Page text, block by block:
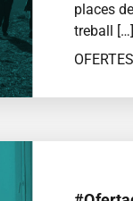
places
treball […]